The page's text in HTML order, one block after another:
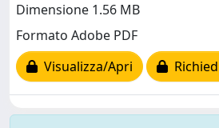
Dimensione 1.56 MB
Formato Adobe PDF
Visualizza/Apri